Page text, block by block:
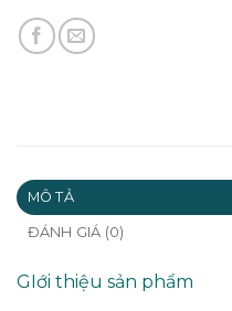
MÔ TẢ
ĐÁNH GIÁ (0)
GIới thiệu sản phẩm